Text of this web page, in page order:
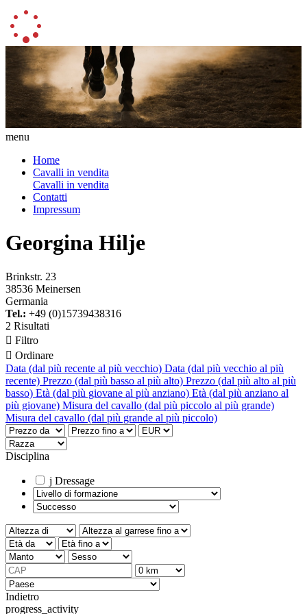
menu
Home
Cavalli in vendita
Cavalli in vendita
Contatti
Impressum
Georgina Hilje
Brinkstr. 23
38536 Meinersen
Germania
Tel.: +49 (0)15739438316
2 Risultati
 Filtro
 Ordinare
Data (dal più recente al più vecchio) Data (dal più vecchio al più
recente) Prezzo (dal più basso al più alto) Prezzo (dal più alto al più
basso) Età (dal più giovane al più anziano) Età (dal più anziano al
più giovane) Misura del cavallo (dal più piccolo al più grande)
Misura del cavallo (dal più grande al più piccolo)
Disciplina
j Dressage
Indietro
progress_activity